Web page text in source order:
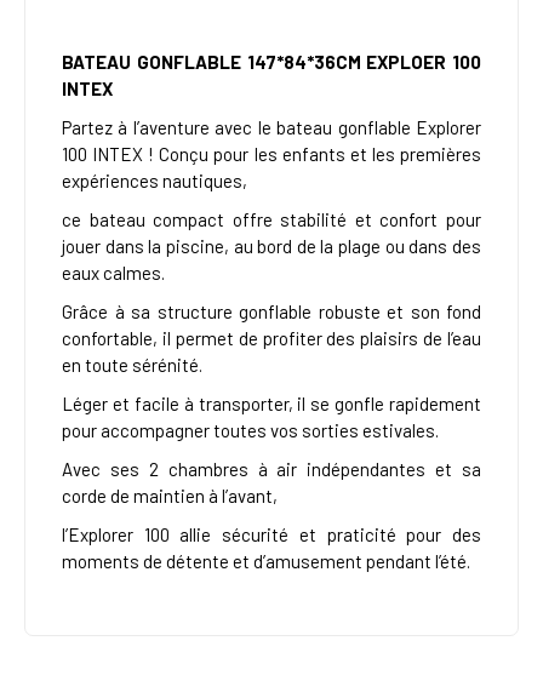
BATEAU GONFLABLE 147*84*36CM EXPLOER 100
INTEX
Partez à l’aventure avec le bateau gonflable Explorer
100 INTEX ! Conçu pour les enfants et les premières
expériences nautiques,
ce bateau compact offre stabilité et confort pour
jouer dans la piscine, au bord de la plage ou dans des
eaux calmes.
Grâce à sa structure gonflable robuste et son fond
confortable, il permet de profiter des plaisirs de l’eau
en toute sérénité.
Léger et facile à transporter, il se gonfle rapidement
pour accompagner toutes vos sorties estivales.
Avec ses 2 chambres à air indépendantes et sa
corde de maintien à l’avant,
l’Explorer 100 allie sécurité et praticité pour des
moments de détente et d’amusement pendant l’été.